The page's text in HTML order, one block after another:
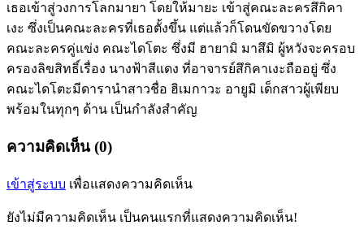
เธอเข้าสู่วงการโลกมายา โดยให้มายะ เข้าสู่คณะละครสึกิคา
เงะ ซึ่งเป็นคณะละครที่เธอตั้งขึ้น แต่แล้วก็โดนขัดขวางโดย
คณะละครคู่แข่ง คณะไดโตะ ซึ่งมี ฮายามิ มาสึมิ ผู้หวังจะครอบ
ครองลิขสิทธิ์เรื่อง นางฟ้าสีแดง ที่อาจารย์สึกิคาเงะถืออยู่ ซึ่ง
คณะไดโตะมีดารานำสาวชื่อ ฮิเมกาวะ อายูมิ เด็กสาวผู้เพียบ
พร้อมในทุกๆ ด้าน เป็นกำลังสำคัญ
ความคิดเห็น (0)
เข้าสู่ระบบ เพื่อแสดงความคิดเห็น
ยังไม่มีความคิดเห็น เป็นคนแรกที่แสดงความคิดเห็น!